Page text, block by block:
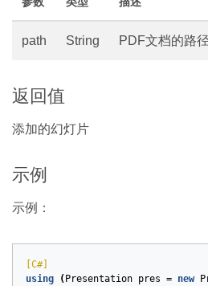
path String PDF文档的路径
返回值
添加的幻灯片
示例
示例：
[C#]
using
( Presentation pres = new